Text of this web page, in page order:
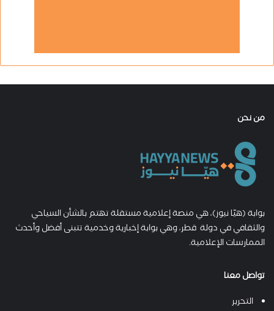
من نحن
بوابة (هيّا نيوز)، هي منصة إعلامية مستقلة تهتم بالشأن السياحي
والثقافي في دولة قطر، وهي بوابة إخبارية وخدمية تتبنى أفضل وأحدث
الممارسات الإعلامية.
تواصل معنا
التحرير